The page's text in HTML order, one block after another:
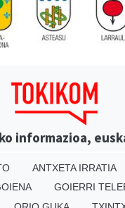
informazioa,
ANTXETA IRRATIA
GOIERRI